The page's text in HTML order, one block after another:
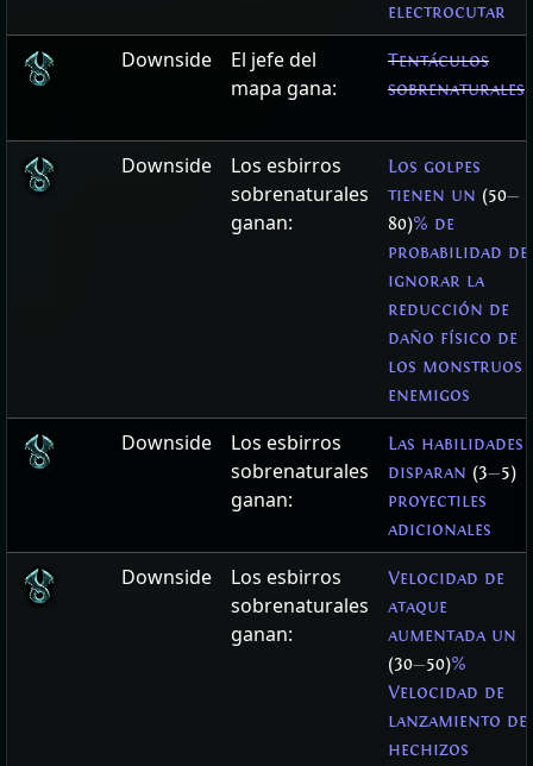
electrocutar
Downside
El jefe del
mapa gana:
Tentáculos
sobrenaturales
Downside
Los esbirros
sobrenaturales
ganan:
Los golpes
tienen un (50—
80)% de
probabilidad de
ignorar la
reducción de
daño físico de
los monstruos
enemigos
Downside
Los esbirros
sobrenaturales
ganan:
Las habilidades
disparan (3—5)
proyectiles
adicionales
Downside
Los esbirros
sobrenaturales
ganan:
Velocidad de
ataque
aumentada un
(30—50)%
Velocidad de
lanzamiento de
hechizos